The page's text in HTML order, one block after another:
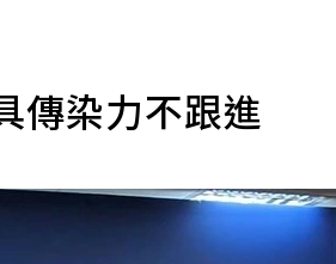
傳染力不跟進